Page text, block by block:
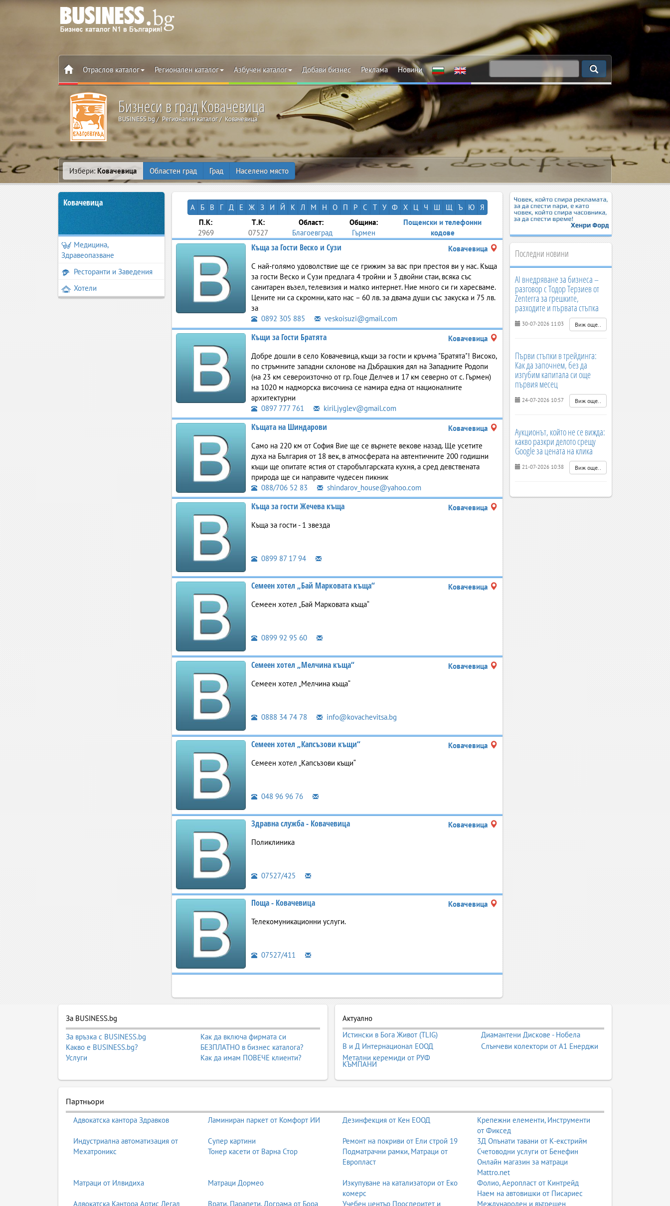
Отраслов каталог Регионален каталог Азбучен каталог Добави бизнес Реклама Новини
Бизнеси в град Ковачевица
BUSINESS.bg Регионален каталог Ковачевица
Избери: Ковачевица Областен град Град Населено място
Ковачевица
Медицина,
Здравеопазване
Ресторанти и Заведения
Хотели
А Б В Г Д Е Ж З И Й К Л М Н О П Р С Т У Ф Х Ц Ч Ш Щ Ъ Ю
Я
П.К:
2969
Т.К:
07527
Област:
Благоевград
Община:
Гърмен
Пощенски и телефонни
кодове
Къща за Гости Веско и Сузи
Ковачевица
С най-голямо удоволствие ще се грижим за вас при престоя ви у нас. Къща
за гости Веско и Сузи предлага 4 тройни и 3 двойни стаи, всяка със
санитарен възел, телевизия и малко интернет. Ние много си ги харесваме.
Цените ни са скромни, като нас – 60 лв. за двама души със закуска и 75 лв.
за
0892 305 885
veskoisuzi@gmail.com
Къщи за Гости Братята
Ковачевица
Добре дошли в село Ковачевица, къщи за гости и кръчма "Братята"! Високо,
по стръмните западни склонове на Дъбрашкия дял на Западните Родопи
(на 23 км североизточно от гр. Гоце Делчев и 17 км северно от с. Гърмен)
на 1020 м надморска височина се намира една от националните
архитектурни
0897 777 761
kiril.jyglev@gmail.com
Къщата на Шиндарови
Ковачевица
Само на 220 км от София Вие ще се върнете векове назад. Ще усетите
духа на България от 18 век, в атмосферата на автентичните 200 годишни
къщи ще опитате ястия от старобългарската кухня, а сред девствената
природа ще си направите чудесен пикник
088/706 52 83
shindarov_house@yahoo.com
Къща за гости Жечева къща
Ковачевица
Къща за гости - 1 звезда
0899 87 17 94
Семеен хотел „Бай Марковата къща“
Ковачевица
Семеен хотел „Бай Марковата къща“
0899 92 95 60
Семеен хотел „Мелчина къща“
Ковачевица
Семеен хотел „Мелчина къща“
0888 34 74 78 info@kovachevitsa.bg
Семеен хотел „Капсъзови къщи“
Ковачевица
Семеен хотел „Капсъзови къщи“
048 96 96 76
Здравна служба - Ковачевица
Ковачевица
Поликлиника
07527/425
Поща - Ковачевица
Ковачевица
Телекомуникационни услуги.
07527/411
Последни новини
AI внедряване за бизнеса –
разговор с Тодор Терзиев от
Zenterra за грешките,
разходите и първата стъпка
30-07-2026 11:03 Виж още..
Първи стъпки в трейдинга:
Как да започнем, без да
изгубим капитала си още
първия месец
24-07-2026 10:57 Виж още..
Аукционът, който не се вижда:
какво разкри делото срещу
Google за цената на клика
21-07-2026 10:38 Виж още..
За BUSINESS.bg
За връзка с BUSINESS.bg
Какво е BUSINESS.bg?
Услуги
Как да включа фирмата си
БЕЗПЛАТНО в бизнес каталога?
Как да имам ПОВЕЧЕ клиенти?
Актуално
Истински в Бога Живот (TLIG)
Диамантени Дискове - Нобела
В и Д Интернационал ЕООД
Слънчеви колектори от А1 Енерджи
Метални керемиди от РУФ
КЪМПАНИ
Партньори
Адвокатска кантора Здравков Ламиниран паркет от Комфорт ИИ Дезинфекция от Кен ЕООД
Крепежни елементи, Инструменти
от Фиксед
Индустриална автоматизация от
Мехатроникс
Супер картини Ремонт на покриви от Ели строй 19
3Д Опънати тавани от К-екстрийм
Тонер касети от Варна Стор
Подматрачни рамки, Матраци от
Европласт
Счетоводни услуги от Бенефин
Онлайн магазин за матраци
Mattro.net
Матраци от Илвидиха
Матраци Дормео
Изкупуване на катализатори от Еко
комерс
Фолио, Аеропласт от Кинтрейд
Наем на автовишки от Писариес
Адвокатска Кантора Артис Легал
Врати, Парапети, Дограма от Бора
Учебен център Просперитет и
Международен и вътрешен